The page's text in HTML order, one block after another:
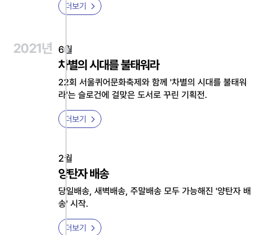
더보기
2021년 6월
차별의 시대를 불태워라
22회 서울퀴어문화축제와 함께 '차별의 시대를 불태워
라'는 슬로건에 걸맞은 도서로 꾸린 기획전.
더보기
2월
양탄자 배송
당일배송, 새벽배송, 주말배송 모두 가능해진 '양탄자 배
송' 시작.
더보기